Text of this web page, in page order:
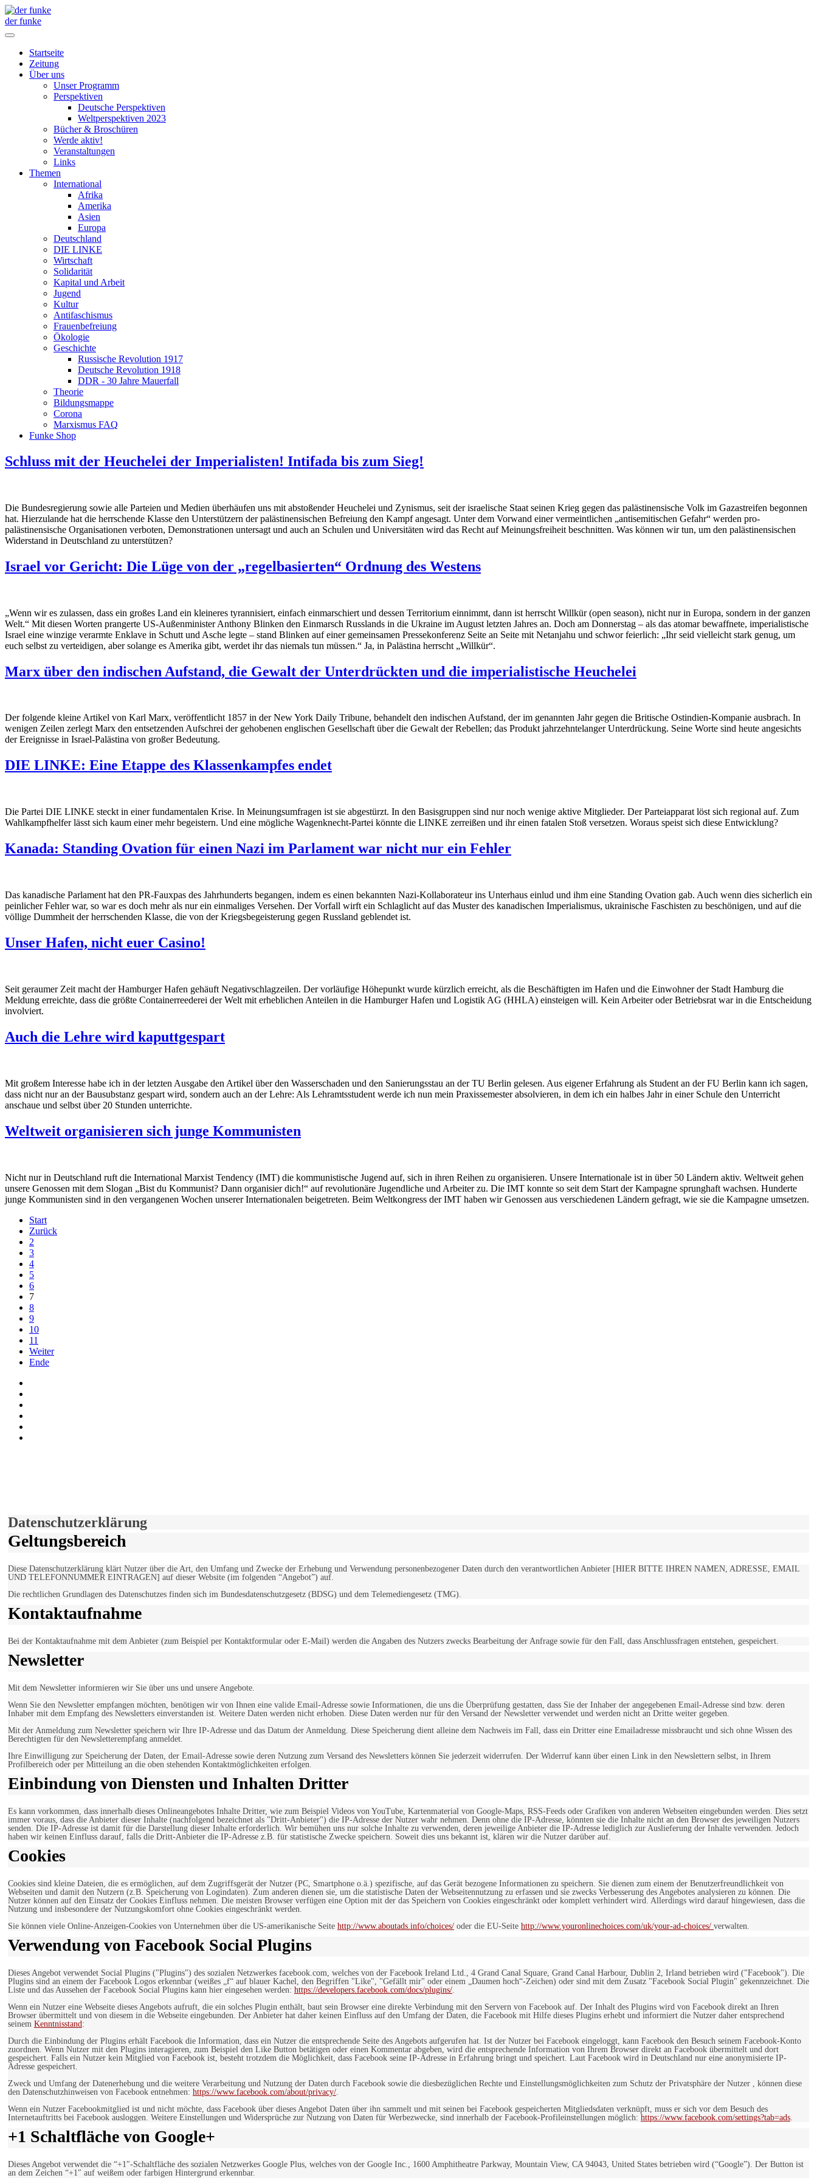
der funke
Startseite
Zeitung
Über uns
Unser Programm
Perspektiven
Deutsche Perspektiven
Weltperspektiven 2023
Bücher & Broschüren
Werde aktiv!
Veranstaltungen
Links
Themen
International
Afrika
Amerika
Asien
Europa
Deutschland
DIE LINKE
Wirtschaft
Solidarität
Kapital und Arbeit
Jugend
Kultur
Antifaschismus
Frauenbefreiung
Ökologie
Geschichte
Russische Revolution 1917
Deutsche Revolution 1918
DDR - 30 Jahre Mauerfall
Theorie
Bildungsmappe
Corona
Marxismus FAQ
Funke Shop
Schluss mit der Heuchelei der Imperialisten! Intifada bis zum Sieg!
Die Bundesregierung sowie alle Parteien und Medien überhäufen uns mit abstoßender Heuchelei und Zynismus, seit der israelische Staat seinen Krieg gegen das palästinensische Volk im Gazastreifen begonnen
hat. Hierzulande hat die herrschende Klasse den Unterstützern der palästinensischen Befreiung den Kampf angesagt. Unter dem Vorwand einer vermeintlichen „antisemitischen Gefahr“ werden pro-
palästinensische Organisationen verboten, Demonstrationen untersagt und auch an Schulen und Universitäten wird das Recht auf Meinungsfreiheit beschnitten. Was können wir tun, um den palästinensischen
Widerstand in Deutschland zu unterstützen?
Israel vor Gericht: Die Lüge von der „regelbasierten“ Ordnung des Westens
„Wenn wir es zulassen, dass ein großes Land ein kleineres tyrannisiert, einfach einmarschiert und dessen Territorium einnimmt, dann ist herrscht Willkür (open season), nicht nur in Europa, sondern in der ganzen
Welt.“ Mit diesen Worten prangerte US-Außenminister Anthony Blinken den Einmarsch Russlands in die Ukraine im August letzten Jahres an. Doch am Donnerstag – als das atomar bewaffnete, imperialistische
Israel eine winzige verarmte Enklave in Schutt und Asche legte – stand Blinken auf einer gemeinsamen Pressekonferenz Seite an Seite mit Netanjahu und schwor feierlich: „Ihr seid vielleicht stark genug, um
euch selbst zu verteidigen, aber solange es Amerika gibt, werdet ihr das niemals tun müssen.“ Ja, in Palästina herrscht „Willkür“.
Marx über den indischen Aufstand, die Gewalt der Unterdrückten und die imperialistische Heuchelei
Der folgende kleine Artikel von Karl Marx, veröffentlicht 1857 in derNew York Daily Tribune, behandelt den indischen Aufstand, der im genannten Jahr gegen die Britische Ostindien-Kompanie ausbrach. In
wenigen Zeilen zerlegt Marx den entsetzenden Aufschrei der gehobenen englischen Gesellschaft über die Gewalt der Rebellen; das Produkt jahrzehntelanger Unterdrückung. Seine Worte sind heute angesichts
der Ereignisse in Israel-Palästina von großer Bedeutung.
DIE LINKE: Eine Etappe des Klassenkampfes endet
Die Partei DIE LINKE steckt in einer fundamentalen Krise. In Meinungsumfragen ist sie abgestürzt. In den Basisgruppen sind nur noch wenige aktive Mitglieder. Der Parteiapparat löst sich regional auf. Zum
Wahlkampfhelfer lässt sich kaum einer mehr begeistern. Und eine mögliche Wagenknecht-Partei könnte die LINKE zerreißen und ihr einen fatalen Stoß versetzen. Woraus speist sich diese Entwicklung?
Kanada: Standing Ovation für einen Nazi im Parlament war nicht nur ein Fehler
Das kanadische Parlament hat den PR-Fauxpas des Jahrhunderts begangen, indem es einen bekannten Nazi-Kollaborateur ins Unterhaus einlud und ihm eine Standing Ovation gab. Auch wenn dies sicherlich ein
peinlicher Fehler war, so war es doch mehr als nur ein einmaliges Versehen. Der Vorfall wirft ein Schlaglicht auf das Muster des kanadischen Imperialismus, ukrainische Faschisten zu beschönigen, und auf die
völlige Dummheit der herrschenden Klasse, die von der Kriegsbegeisterung gegen Russland geblendet ist.
Unser Hafen, nicht euer Casino!
Seit geraumer Zeit macht der Hamburger Hafen gehäuft Negativschlagzeilen. Der vorläufige Höhepunkt wurde kürzlich erreicht, als die Beschäftigten im Hafen und die Einwohner der Stadt Hamburg die
Meldung erreichte, dass die größte Containerreederei der Welt mit erheblichen Anteilen in die Hamburger Hafen und Logistik AG (HHLA) einsteigen will. Kein Arbeiter oder Betriebsrat war in die Entscheidung
involviert.
Auch die Lehre wird kaputtgespart
Mit großem Interesse habe ich in der letzten Ausgabe den Artikel über den Wasserschaden und den Sanierungsstau an der TU Berlin gelesen. Aus eigener Erfahrung als Student an der FU Berlin kann ich sagen,
dass nicht nur an der Bausubstanz gespart wird, sondern auch an der Lehre: Als Lehramtsstudent werde ich nun mein Praxissemester absolvieren, in dem ich ein halbes Jahr in einer Schule den Unterricht
anschaue und selbst über 20 Stunden unterrichte.
Weltweit organisieren sich junge Kommunisten
Nicht nur in Deutschland ruft die International Marxist Tendency (IMT) die kommunistische Jugend auf, sich in ihren Reihen zu organisieren. Unsere Internationale ist in über 50 Ländern aktiv. Weltweit gehen
unsere Genossen mit dem Slogan „Bist du Kommunist? Dann organisier dich!“ auf revolutionäre Jugendliche und Arbeiter zu. Die IMT konnte so seit dem Start der Kampagne sprunghaft wachsen. Hunderte
junge Kommunisten sind in den vergangenen Wochen unserer Internationalen beigetreten. Beim Weltkongress der IMT haben wir Genossen aus verschiedenen Ländern gefragt, wie sie die Kampagne umsetzen.
Start
Zurück
2
3
4
5
6
7
8
9
10
11
Weiter
Ende
Datenschutzerklärung
Geltungsbereich
Diese Datenschutzerklärung klärt Nutzer über die Art, den Umfang und Zwecke der Erhebung und Verwendung personenbezogener Daten durch den verantwortlichen Anbieter [HIER BITTE IHREN NAMEN, ADRESSE, EMAIL
UND TELEFONNUMMER EINTRAGEN] auf dieser Website (im folgenden “Angebot”) auf.
Die rechtlichen Grundlagen des Datenschutzes finden sich im Bundesdatenschutzgesetz (BDSG) und dem Telemediengesetz (TMG).
Kontaktaufnahme
Bei der Kontaktaufnahme mit dem Anbieter (zum Beispiel per Kontaktformular oder E-Mail) werden die Angaben des Nutzers zwecks Bearbeitung der Anfrage sowie für den Fall, dass Anschlussfragen entstehen, gespeichert.
Newsletter
Mit dem Newsletter informieren wir Sie über uns und unsere Angebote.
Wenn Sie den Newsletter empfangen möchten, benötigen wir von Ihnen eine valide Email-Adresse sowie Informationen, die uns die Überprüfung gestatten, dass Sie der Inhaber der angegebenen Email-Adresse sind bzw. deren
Inhaber mit dem Empfang des Newsletters einverstanden ist. Weitere Daten werden nicht erhoben. Diese Daten werden nur für den Versand der Newsletter verwendet und werden nicht an Dritte weiter gegeben.
Mit der Anmeldung zum Newsletter speichern wir Ihre IP-Adresse und das Datum der Anmeldung. Diese Speicherung dient alleine dem Nachweis im Fall, dass ein Dritter eine Emailadresse missbraucht und sich ohne Wissen des
Berechtigten für den Newsletterempfang anmeldet.
Ihre Einwilligung zur Speicherung der Daten, der Email-Adresse sowie deren Nutzung zum Versand des Newsletters können Sie jederzeit widerrufen. Der Widerruf kann über einen Link in den Newslettern selbst, in Ihrem
Profilbereich oder per Mitteilung an die oben stehenden Kontaktmöglichkeiten erfolgen.
Einbindung von Diensten und Inhalten Dritter
Es kann vorkommen, dass innerhalb dieses Onlineangebotes Inhalte Dritter, wie zum Beispiel Videos von YouTube, Kartenmaterial von Google-Maps, RSS-Feeds oder Grafiken von anderen Webseiten eingebunden werden. Dies setzt
immer voraus, dass die Anbieter dieser Inhalte (nachfolgend bezeichnet als "Dritt-Anbieter") die IP-Adresse der Nutzer wahr nehmen. Denn ohne die IP-Adresse, könnten sie die Inhalte nicht an den Browser des jeweiligen Nutzers
senden. Die IP-Adresse ist damit für die Darstellung dieser Inhalte erforderlich. Wir bemühen uns nur solche Inhalte zu verwenden, deren jeweilige Anbieter die IP-Adresse lediglich zur Auslieferung der Inhalte verwenden. Jedoch
haben wir keinen Einfluss darauf, falls die Dritt-Anbieter die IP-Adresse z.B. für statistische Zwecke speichern. Soweit dies uns bekannt ist, klären wir die Nutzer darüber auf.
Cookies
Cookies sind kleine Dateien, die es ermöglichen, auf dem Zugriffsgerät der Nutzer (PC, Smartphone o.ä.) spezifische, auf das Gerät bezogene Informationen zu speichern. Sie dienen zum einem der Benutzerfreundlichkeit von
Webseiten und damit den Nutzern (z.B. Speicherung von Logindaten). Zum anderen dienen sie, um die statistische Daten der Webseitennutzung zu erfassen und sie zwecks Verbesserung des Angebotes analysieren zu können. Die
Nutzer können auf den Einsatz der Cookies Einfluss nehmen. Die meisten Browser verfügen eine Option mit der das Speichern von Cookies eingeschränkt oder komplett verhindert wird. Allerdings wird darauf hingewiesen, dass die
Nutzung und insbesondere der Nutzungskomfort ohne Cookies eingeschränkt werden.
Sie können viele Online-Anzeigen-Cookies von Unternehmen über die US-amerikanische Seite http://www.aboutads.info/choices/ oder die EU-Seite http://www.youronlinechoices.com/uk/your-ad-choices/ verwalten.
Verwendung von Facebook Social Plugins
Dieses Angebot verwendet Social Plugins ("Plugins") des sozialen Netzwerkes facebook.com, welches von der Facebook Ireland Ltd., 4 Grand Canal Square, Grand Canal Harbour, Dublin 2, Irland betrieben wird ("Facebook"). Die
Plugins sind an einem der Facebook Logos erkennbar (weißes „f“ auf blauer Kachel, den Begriffen "Like", "Gefällt mir" oder einem „Daumen hoch“-Zeichen) oder sind mit dem Zusatz "Facebook Social Plugin" gekennzeichnet. Die
Liste und das Aussehen der Facebook Social Plugins kann hier eingesehen werden: https://developers.facebook.com/docs/plugins/.
Wenn ein Nutzer eine Webseite dieses Angebots aufruft, die ein solches Plugin enthält, baut sein Browser eine direkte Verbindung mit den Servern von Facebook auf. Der Inhalt des Plugins wird von Facebook direkt an Ihren
Browser übermittelt und von diesem in die Webseite eingebunden. Der Anbieter hat daher keinen Einfluss auf den Umfang der Daten, die Facebook mit Hilfe dieses Plugins erhebt und informiert die Nutzer daher entsprechend
seinem Kenntnisstand:
Durch die Einbindung der Plugins erhält Facebook die Information, dass ein Nutzer die entsprechende Seite des Angebots aufgerufen hat. Ist der Nutzer bei Facebook eingeloggt, kann Facebook den Besuch seinem Facebook-Konto
zuordnen. Wenn Nutzer mit den Plugins interagieren, zum Beispiel den Like Button betätigen oder einen Kommentar abgeben, wird die entsprechende Information von Ihrem Browser direkt an Facebook übermittelt und dort
gespeichert. Falls ein Nutzer kein Mitglied von Facebook ist, besteht trotzdem die Möglichkeit, dass Facebook seine IP-Adresse in Erfahrung bringt und speichert. Laut Facebook wird in Deutschland nur eine anonymisierte IP-
Adresse gespeichert.
Zweck und Umfang der Datenerhebung und die weitere Verarbeitung und Nutzung der Daten durch Facebook sowie die diesbezüglichen Rechte und Einstellungsmöglichkeiten zum Schutz der Privatsphäre der Nutzer , können diese
den Datenschutzhinweisen von Facebook entnehmen: https://www.facebook.com/about/privacy/.
Wenn ein Nutzer Facebookmitglied ist und nicht möchte, dass Facebook über dieses Angebot Daten über ihn sammelt und mit seinen bei Facebook gespeicherten Mitgliedsdaten verknüpft, muss er sich vor dem Besuch des
Internetauftritts bei Facebook ausloggen. Weitere Einstellungen und Widersprüche zur Nutzung von Daten für Werbezwecke, sind innerhalb der Facebook-Profileinstellungen möglich: https://www.facebook.com/settings?tab=ads.
+1 Schaltfläche von Google+
Dieses Angebot verwendet die “+1″-Schaltfläche des sozialen Netzwerkes Google Plus, welches von der Google Inc., 1600 Amphitheatre Parkway, Mountain View, CA 94043, United States betrieben wird (“Google”). Der Button ist
an dem Zeichen “+1″ auf weißem oder farbigen Hintergrund erkennbar.